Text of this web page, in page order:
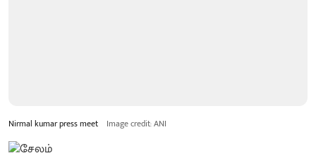
Nirmal kumar press meet Image credit: ANI